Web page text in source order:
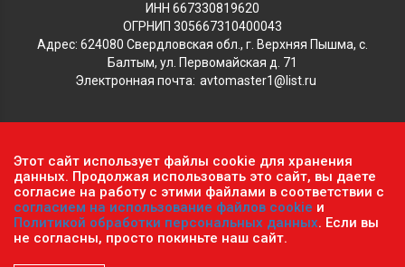
ИНН 667330819620
ОГРНИП 305667310400043
Адрес: 624080 Свердловская обл., г. Верхняя Пышма, с.
Балтым, ул. Первомайская д. 71
Электронная почта: avtomaster1@list.ru
Обратите внимание, что данный сайт носит исключительно
информационный характер и ни при каких условиях не
является публичной офертой, определяемой положениями ч.2
ст. 437 Гражданского кодекса РФ.Политика
конфиденциальности персональных данных.
Пользовательское соглашение.
© 2026 г. Сеть оптово-розничных магазинов «Автомастер».
Этот сайт использует файлы cookie для хранения
данных. Продолжая использовать это сайт, вы даете
согласие на работу с этими файлами в соответствии с
согласием на использование файлов cookie и
Политикой обработки персональных данных. Если вы
не согласны, просто покиньте наш сайт.